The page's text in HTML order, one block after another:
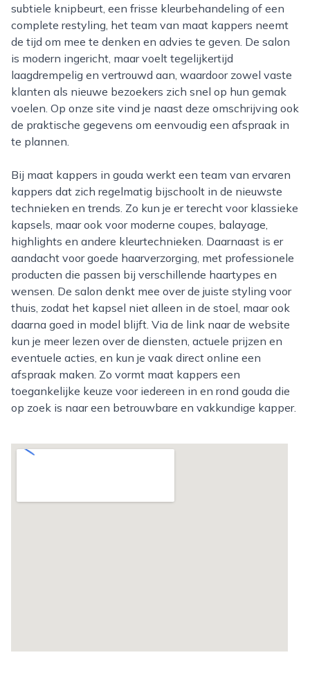
subtiele knipbeurt, een frisse kleurbehandeling of een
complete restyling, het team van maat kappers neemt
de tijd om mee te denken en advies te geven. De salon
is modern ingericht, maar voelt tegelijkertijd
laagdrempelig en vertrouwd aan, waardoor zowel vaste
klanten als nieuwe bezoekers zich snel op hun gemak
voelen. Op onze site vind je naast deze omschrijving ook
de praktische gegevens om eenvoudig een afspraak in
te plannen.
Bij maat kappers in gouda werkt een team van ervaren
kappers dat zich regelmatig bijschoolt in de nieuwste
technieken en trends. Zo kun je er terecht voor klassieke
kapsels, maar ook voor moderne coupes, balayage,
highlights en andere kleurtechnieken. Daarnaast is er
aandacht voor goede haarverzorging, met professionele
producten die passen bij verschillende haartypes en
wensen. De salon denkt mee over de juiste styling voor
thuis, zodat het kapsel niet alleen in de stoel, maar ook
daarna goed in model blijft. Via de link naar de website
kun je meer lezen over de diensten, actuele prijzen en
eventuele acties, en kun je vaak direct online een
afspraak maken. Zo vormt maat kappers een
toegankelijke keuze voor iedereen in en rond gouda die
op zoek is naar een betrouwbare en vakkundige kapper.